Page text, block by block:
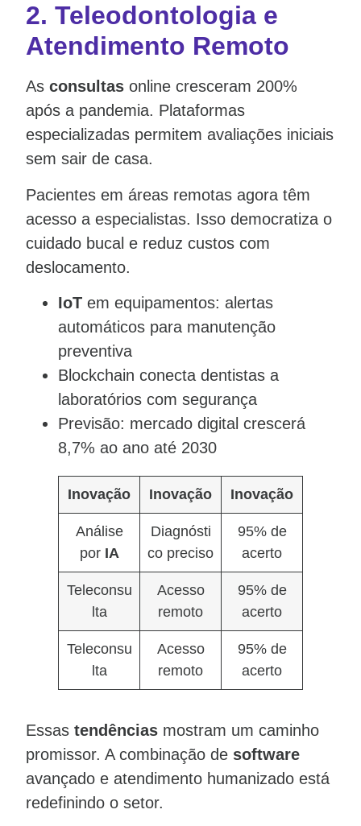
2. Teleodontologia e
Atendimento Remoto
As consultas online cresceram 200%
após a pandemia. Plataformas
especializadas permitem avaliações iniciais
sem sair de casa.
Pacientes em áreas remotas agora têm
acesso a especialistas. Isso democratiza o
cuidado bucal e reduz custos com
deslocamento.
IoT em equipamentos: alertas
automáticos para manutenção
preventiva
Blockchain conecta dentistas a
laboratórios com segurança
Previsão: mercado digital crescerá
8,7% ao ano até 2030
Inovação Inovação Inovação
Análise
por IA
Diagnósti
co preciso
95% de
acerto
Teleconsu
lta
Acesso
remoto
95% de
acerto
Teleconsu
lta
Acesso
remoto
95% de
acerto
Essas tendências mostram um caminho
promissor. A combinação de software
avançado e atendimento humanizado está
redefinindo o setor.